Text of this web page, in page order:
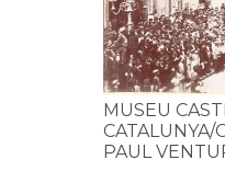
MUSEU
PAUL